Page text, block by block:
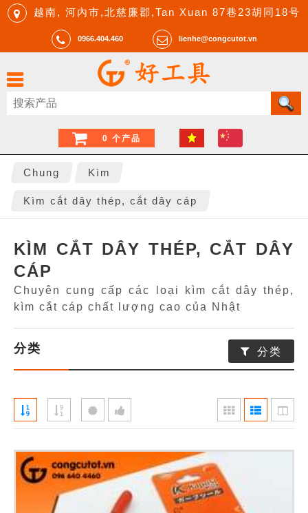
越南, 河內市,北慈廉郡,Tan Xuan 87巷23胡同18号
0966.404.460 lienhe@congcutot.vn
0 个产品
Chung Kìm
Kìm cắt dây thép, cắt dây cáp
KÌM CẮT DÂY THÉP, CẮT DÂY
CÁP
Chuyên cung cấp các loại kìm cắt dây thép,
kìm cắt cáp chất lượng cao của Nhật
分类 分类